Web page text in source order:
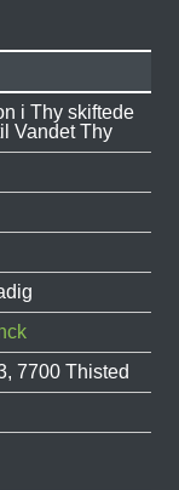
i Thy skiftede
Vandet Thy
7700 Thisted